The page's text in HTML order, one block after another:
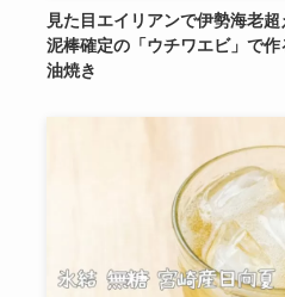
見た目エイリアンで伊勢海老
泥棒確定の「ウチワエビ」で
油焼き